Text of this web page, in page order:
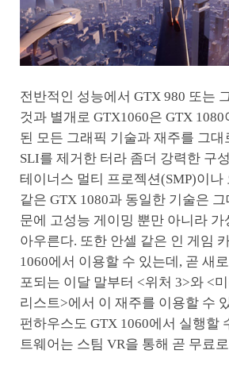
전반적인 성능에서 GTX 980 또는
것과 별개로 GTX1060은 GTX
된 모든 그래픽 기술과 재주를 그대
SLI를 제거한 터라 좀더 강력한 구
테이너스 멀티 프로젝션(SMP)이나
같은 GTX 1080과 동일한 기술은
문에 고성능 게이밍 뿐만 아니라 가
아우른다. 또한 안셀 같은 인 게임
1060에서 이용할 수 있는데, 곧 새
포되는 이달 말부터 <위처 3>와 <
리스트>에서 이 재주를 이용할 수
펀하우스도 GTX 1060에서 실행할
트웨어는 스팀 VR을 통해 곧 무료